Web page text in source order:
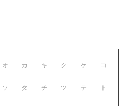
オ
ソ
カ キ ク ケ コ
タ チ ツ テ ト